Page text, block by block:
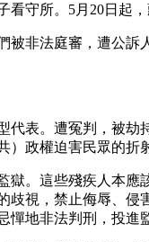
守所。5月20日起
被非法庭審，遭公
代表。遭冤判，被
政權迫害民眾的折
獄。這些殘疾人本
視，禁止侮辱、侵
地非法判刑，投進